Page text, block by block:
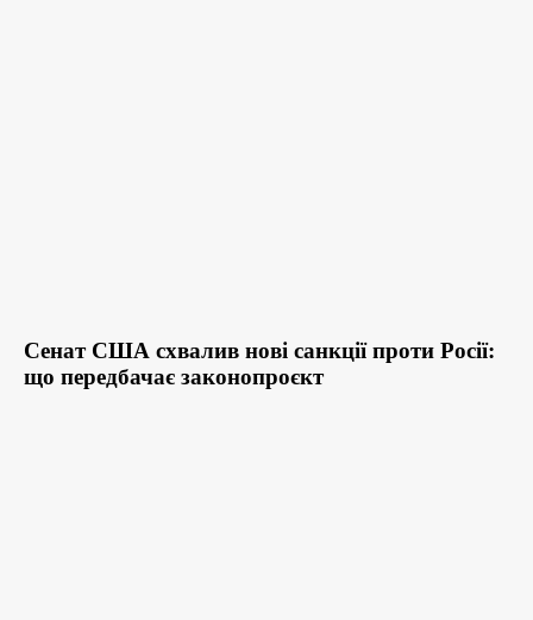
Сенат США схвалив нові санкції проти Росії:
що передбачає законопроєкт